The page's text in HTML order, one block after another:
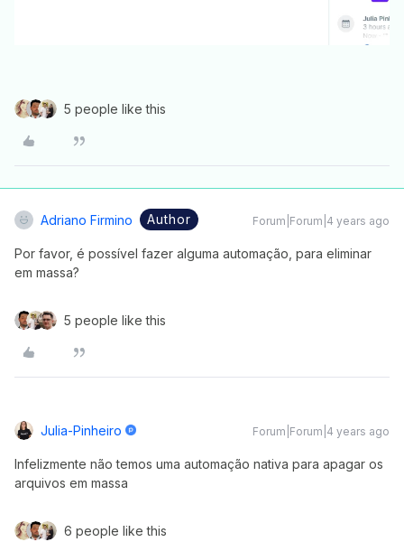
5 people like this
Adriano Firmino Author Forum|Forum|4 years ago
Por favor, é possível fazer alguma automação, para eliminar
em massa?
5 people like this
Julia-Pinheiro Forum|Forum|4 years ago
Infelizmente não temos uma automação nativa para apagar os
arquivos em massa
6 people like this